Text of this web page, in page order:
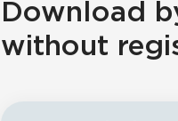
Download
without